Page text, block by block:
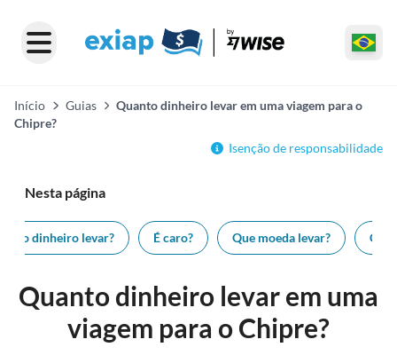
Início Guias
Quanto dinheiro levar em uma viagem para o
Chipre?
Isenção de responsabilidade
Nesta página
dinheiro levar? É caro? Que moeda levar?
Quanto dinheiro levar em uma
viagem para o Chipre?